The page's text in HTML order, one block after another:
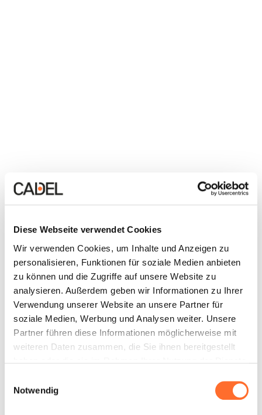
Diese Webseite verwendet Cookies
Wir verwenden Cookies, um Inhalte und Anzeigen zu
personalisieren, Funktionen für soziale Medien anbieten
zu können und die Zugriffe auf unsere Website zu
analysieren. Außerdem geben wir Informationen zu Ihrer
Verwendung unserer Website an unsere Partner für
soziale Medien, Werbung und Analysen weiter. Unsere
Partner führen diese Informationen möglicherweise mit
weiteren Daten zusammen, die Sie ihnen bereitgestellt
Notwendig